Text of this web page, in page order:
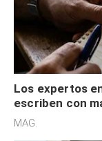
Los expertos
escriben con
acelerado y no
MAG.